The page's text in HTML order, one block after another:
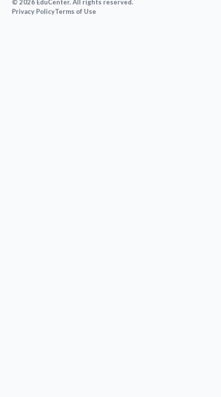
© 2026 EduCenter. All rights reserved.
Privacy PolicyTerms of Use